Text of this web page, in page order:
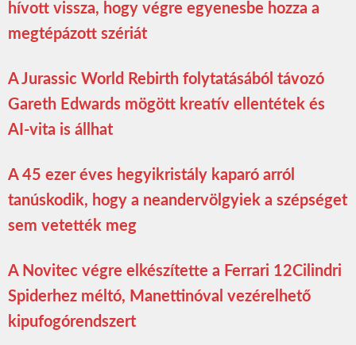
hívott vissza, hogy végre egyenesbe hozza a
megtépázott szériát
A Jurassic World Rebirth folytatásából távozó
Gareth Edwards mögött kreatív ellentétek és
AI-vita is állhat
A 45 ezer éves hegyikristály kaparó arról
tanúskodik, hogy a neandervölgyiek a szépséget
sem vetették meg
A Novitec végre elkészítette a Ferrari 12Cilindri
Spiderhez méltó, Manettinóval vezérelhető
kipufogórendszert